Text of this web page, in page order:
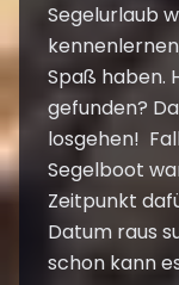
Segelurlaub
Spaß haben.
gefunden?
losgehen!
Segelboot
Zeitpunkt
Datum raus
schon kann